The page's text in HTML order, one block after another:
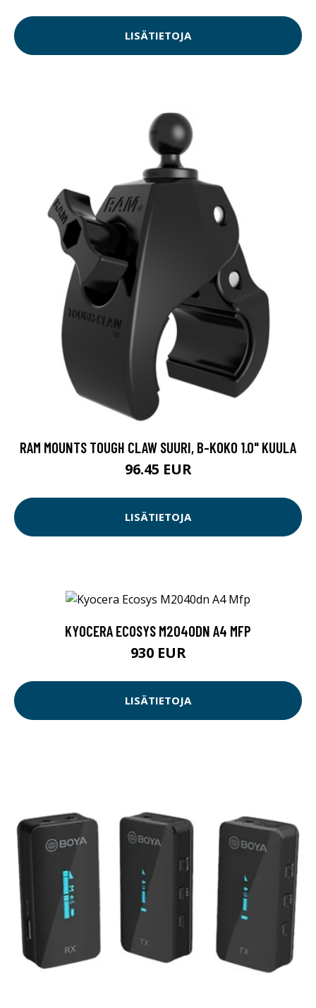
LISÄTIETOJA
RAM MOUNTS TOUGH CLAW SUURI, B-KOKO 1.0" KUULA
96.45 EUR
LISÄTIETOJA
KYOCERA ECOSYS M2040DN A4 MFP
930 EUR
LISÄTIETOJA